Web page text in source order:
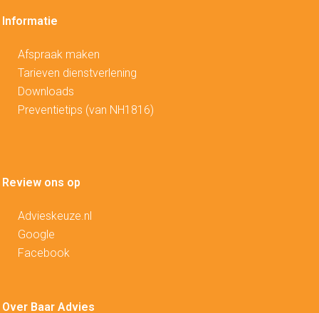
Informatie
Afspraak maken
Tarieven dienstverlening
Downloads
Preventietips (van NH1816)
Review ons op
Advieskeuze.nl
Google
Facebook
Over Baar Advies